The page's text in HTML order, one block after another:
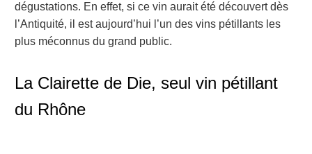
dégustations. En effet, si ce vin aurait été découvert dès
l’Antiquité, il est aujourd’hui l’un des vins pétillants les
plus méconnus du grand public.
La Clairette de Die, seul vin pétillant
du Rhône